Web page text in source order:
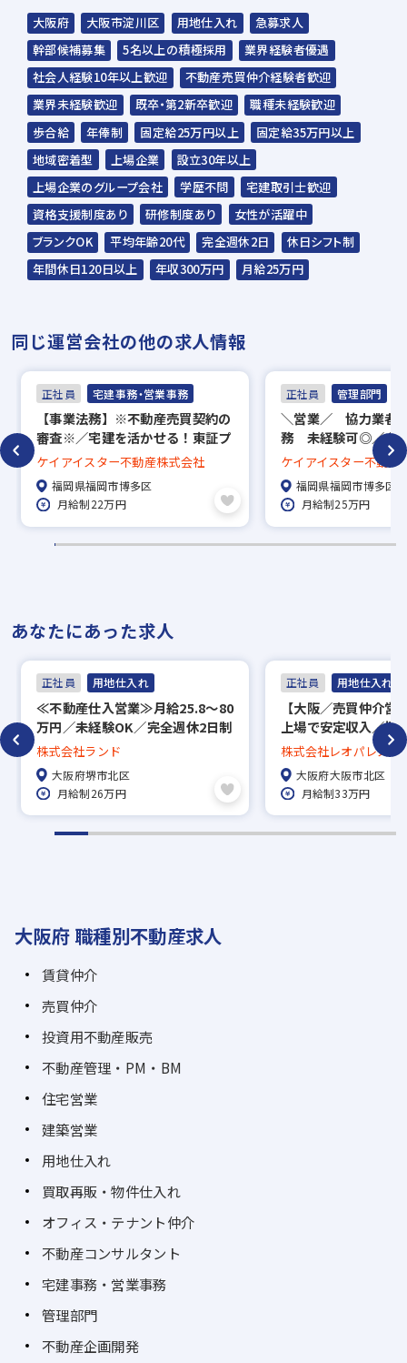
内定
☆ご応募から内定までは3～4週間を予定。
☆入社時期は相談に応じます。現在、在職中
の方も積極的にご応募ください。
☆応募の秘密は厳守いたします。
グッドデザイン賞・キ
ッズ賞などの受賞をし
ているケイアイの住
宅。 デザインだけでな
く、品質やお値段にも
2023年 第17回 キッ
ズデザイン賞 受賞！
「小路の小町
komichi no Komachi」
2023年 第17回 キッ
ズデザイン賞 受賞！
「みんなの交差庭（こ
うさてい）」
大阪府 大阪市淀川区 用地仕入れ
急募求人
幹部候補募集
5名以上の積極採用
業界経験者優遇
社会人経験10年以上歓迎
不動産売買仲介経験者歓迎
業界未経験歓迎
既卒・第2新卒歓迎
職種未経験歓迎
歩合給
年俸制 固定給25万円以上
固定給35万円以上
地域密着型
上場企業
設立30年以上
上場企業のグループ会社
学歴不問
宅建取引士歓迎
資格支援制度あり
研修制度あり
女性が活躍中
ブランクOK
平均年齢20代 完全週休2日
休日シフト制
年間休日120日以上
年収300万円 月給25万円
同じ運営会社の他の求人情報
正社員 宅建事務・営業事務
【事業法務】※不動産売買契約の
審査※／宅建を活かせる！東証プ
ライム市場上場企業／年間休日
115日／福利厚生充実◎
ケイアイスター不動産株式会社
福岡県福岡市博多区
月給制22万円
正社員 管理部門
＼営業／ 協力業者
務 未経験可◎／土
休日120日／インセ
ケイアイスター不動産
福岡県福岡市博多区
月給制25万円
あなたにあった求人
正社員 用地仕入れ
≪不動産仕入営業≫月給25.8～80
万円／未経験OK／完全週休2日制
（火・水）
株式会社ランド
大阪府堺市北区
月給制26万円
正社員 用地仕入れ
【大阪／売買仲介営
上場で安定収入／福
た環境◎
株式会社レオパレス21
大阪府大阪市北区
月給制33万円
大阪府 職種別不動産求人
賃貸仲介
売買仲介
投資用不動産販売
不動産管理・PM・BM
住宅営業
建築営業
用地仕入れ
買取再販・物件仕入れ
オフィス・テナント仲介
不動産コンサルタント
宅建事務・営業事務
管理部門
不動産企画開発